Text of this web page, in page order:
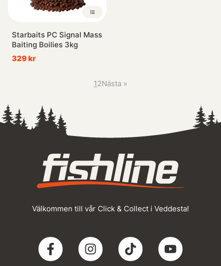
Starbaits PC Signal Mass
Baiting Boilies 3kg
329 kr
12Nästa »
Välkommen till vår Click & Collect i Veddesta!